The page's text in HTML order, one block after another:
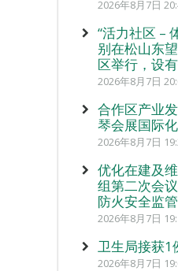
2026年8月7日
“活力社区 –
别在松山东
区举行，设
2026年8月7日
合作区产业
琴会展国际
2026年8月7日
优化在建及
组第二次会
防火安全监
2026年8月7日
卫生局接获1
2026年8月7日